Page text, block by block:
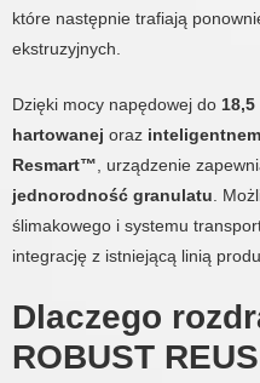
które następnie trafiają
ekstruzyjnych.
Dzięki mocy napędowej do 18,5
hartowanej oraz
Resmart™, urządzenie
jednorodność granulatu.
ślimakowego i systemu
integrację z istniejącą linią
Dlaczego
ROBUST